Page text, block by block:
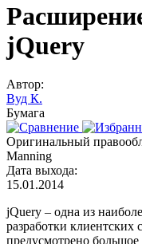
jQuery
Автор:
Вуд К.
Бумага
Оригинальный
Manning
Дата выхода:
15.01.2014
jQuery – одна из
разработки клиентских
предусмотрено большое